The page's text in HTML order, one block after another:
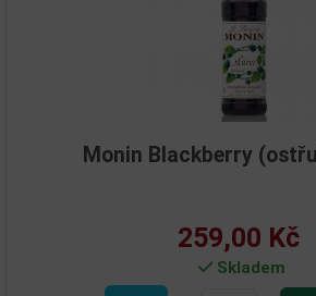
Monin Blackberry
259,00 Kč
Skladem